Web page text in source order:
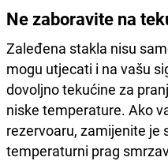
Ne zaboravite na
Zaleđena stakla nisu
mogu utjecati i na vašu
dovoljno tekućine za
niske temperature. Ako
rezervoaru, zamijenite je
temperaturni prag